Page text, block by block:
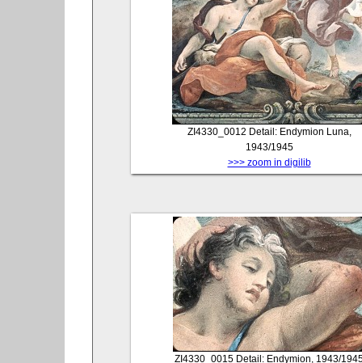
ZI4330_0012 Detail: Endymion Luna,
1943/1945
>>> zoom in digilib
ZI4330_0015 Detail: Endymion, 1943/